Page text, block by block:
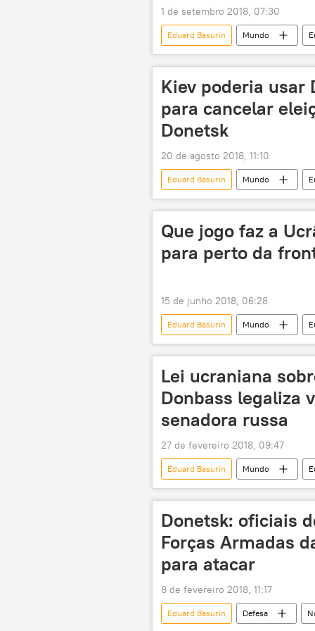
1 de setembro 2018, 07:30
Eduard Basurin Mundo
Aleksandr Zakharchenko morre em
Kiev poderia usar
para cancelar
Donetsk
20 de agosto 2018, 11:10
Eduard Basurin Mundo
Donetsk
acordos de Minsk
Que jogo faz a
para perto da
15 de junho 2018, 06:28
Eduard Basurin Mundo
Mariupol
Mar de Azov
Lei ucraniana
Donbass legaliza
senadora russa
27 de fevereiro 2018, 09:47
Eduard Basurin Mundo
República Popular de Donetsk
Donetsk: oficiais
Forças Armadas
para atacar
8 de fevereiro 2018, 11:17
Eduard Basurin Defesa